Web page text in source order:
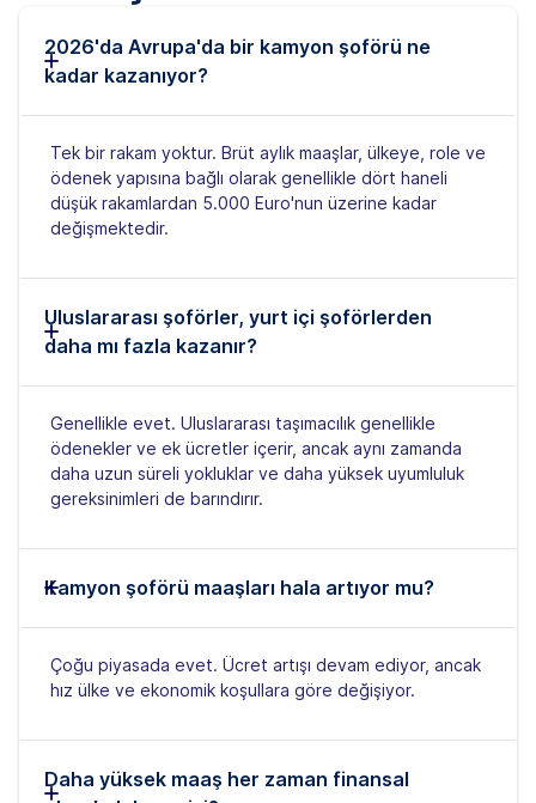
2026'da Avrupa'da bir kamyon şoförü ne
kadar kazanıyor?
Tek bir rakam yoktur. Brüt aylık maaşlar, ülkeye, role ve
ödenek yapısına bağlı olarak genellikle dört haneli
düşük rakamlardan 5.000 Euro'nun üzerine kadar
değişmektedir.
Uluslararası şoförler, yurt içi şoförlerden
daha mı fazla kazanır?
Genellikle evet. Uluslararası taşımacılık genellikle
ödenekler ve ek ücretler içerir, ancak aynı zamanda
daha uzun süreli yokluklar ve daha yüksek uyumluluk
gereksinimleri de barındırır.
Kamyon şoförü maaşları hala artıyor mu?
Çoğu piyasada evet. Ücret artışı devam ediyor, ancak
hız ülke ve ekonomik koşullara göre değişiyor.
Daha yüksek maaş her zaman finansal